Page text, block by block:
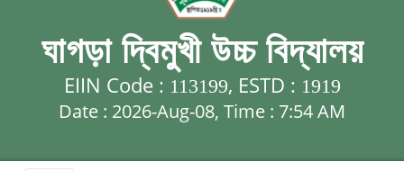
ঘাগড়া দ্বিমুখী উচ্চ বিদ্যালয়
EIIN Code : 113199, ESTD : 1919
Date : 2026-Aug-08, Time : 7:54 AM